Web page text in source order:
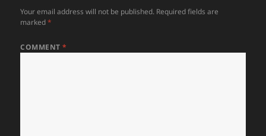
Your email address will not be published. Required fields are
marked*
COMMENT*